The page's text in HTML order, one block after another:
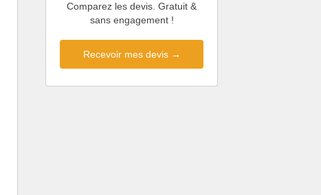
Comparez les devis. Gratuit &
sans engagement !
Recevoir mes devis →